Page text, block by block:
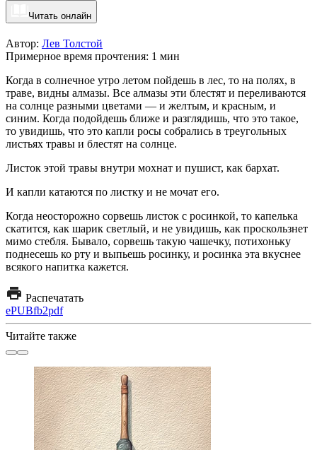
Читать онлайн
Автор: Лев Толстой
Примерное время прочтения: 1 мин
Когда в солнечное утро летом пойдешь в лес, то на полях, в
траве, видны алмазы. Все алмазы эти блестят и переливаются
на солнце разными цветами — и желтым, и красным, и
синим. Когда подойдешь ближе и разглядишь, что это такое,
то увидишь, что это капли росы собрались в треугольных
листьях травы и блестят на солнце.
Листок этой травы внутри мохнат и пушист, как бархат.
И капли катаются по листку и не мочат его.
Когда неосторожно сорвешь листок с росинкой, то капелька
скатится, как шарик светлый, и не увидишь, как проскользнет
мимо стебля. Бывало, сорвешь такую чашечку, потихоньку
поднесешь ко рту и выпьешь росинку, и росинка эта вкуснее
всякого напитка кажется.
Распечатать
ePUBfb2pdf
Читайте также